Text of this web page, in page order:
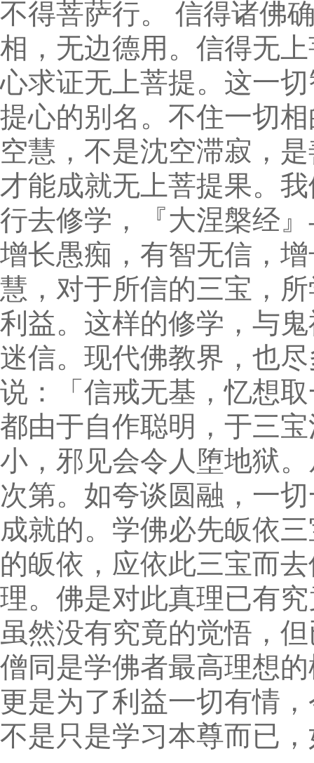
不得菩萨行。 信得诸佛
相，无边德用。信得无
心求证无上菩提。这一
提心的别名。不住一切
空慧，不是沈空滞寂，
才能成就无上菩提果。
行去修学，『大涅槃经
增长愚痴，有智无信，
慧，对于所信的三宝，
利益。这样的修学，与
迷信。现代佛教界，也
说：「信戒无基，忆想
都由于自作聪明，于三
小，邪见会令人堕地狱
次第。如夸谈圆融，一
成就的。学佛必先皈依
的皈依，应依此三宝而
理。佛是对此真理已有
虽然没有究竟的觉悟，
僧同是学佛者最高理想
更是为了利益一切有情
不是只是学习本尊而已